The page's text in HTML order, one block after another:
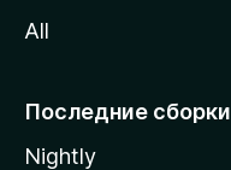
i
l
All
Последние сборки
Nightly